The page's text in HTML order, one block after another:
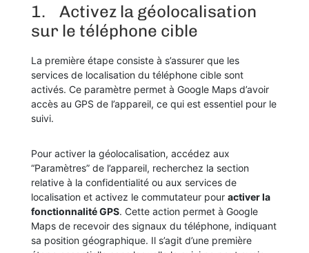
1. Activez la géolocalisation
sur le téléphone cible
La première étape consiste à s’assurer que les
services de localisation du téléphone cible sont
activés. Ce paramètre permet à Google Maps d’avoir
accès au GPS de l’appareil, ce qui est essentiel pour le
suivi.
Pour activer la géolocalisation, accédez aux
“Paramètres” de l’appareil, recherchez la section
relative à la confidentialité ou aux services de
localisation et activez le commutateur pour activer la
fonctionnalité GPS. Cette action permet à Google
Maps de recevoir des signaux du téléphone, indiquant
sa position géographique. Il s’agit d’une première